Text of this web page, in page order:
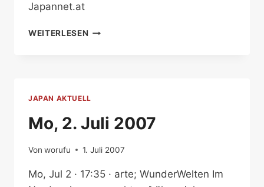
Japannet.at
WEITERLESEN KETAI
JAPAN AKTUELL
Mo, 2. Juli 2007
Von worufu 1. Juli 2007
Mo, Jul 2 · 17:35 · arte; WunderWelten Im